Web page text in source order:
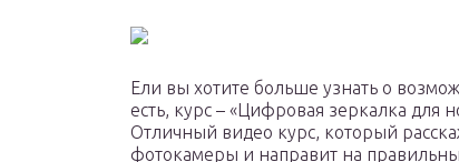
Ели вы хотите больше узнать о
есть, курс – «Цифровая зеркалка для
Отличный видео курс, который
фотокамеры и направит на